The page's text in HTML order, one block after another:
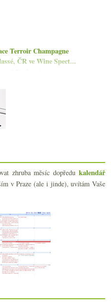
Terroir Champagne
ČR ve Wine Spect...
grilovačku
Slípka, Praha pije víno
červené
a pár poznámek z upl...
víno, smu...
sherry
Champagne, soutěže a...
a 3x Barbera
ryzlinky
a Morava
hustopečská výzva, M...
Errazuriz
zhruba měsíc dopředukalendář
v Praze (ale i jinde), uvítám Vaše